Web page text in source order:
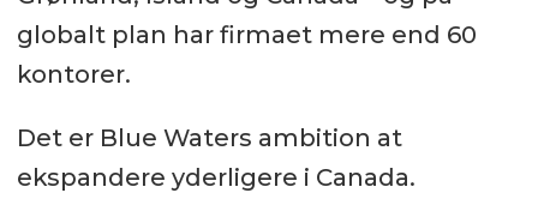
globalt plan har firmaet mere end 60
kontorer.
Det er Blue Waters ambition at
ekspandere yderligere i Canada.